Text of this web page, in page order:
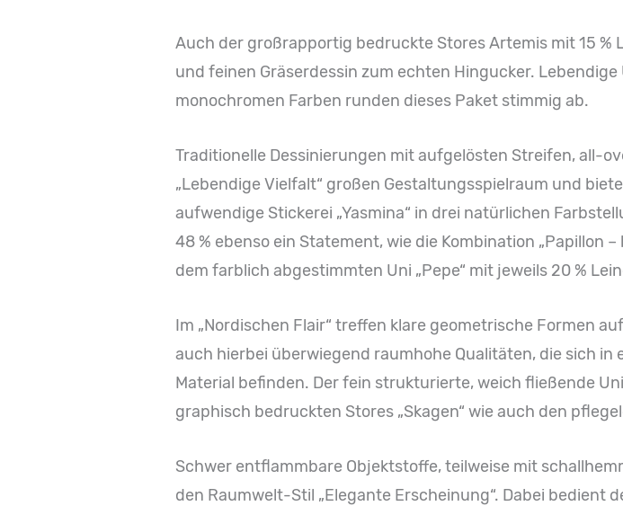
Auch der großrapportig bedruckte Stores Artemis mit 15
und feinen Gräserdessin zum echten Hingucker.
monochromen Farben runden dieses Paket stimmig ab.
Traditionelle Dessinierungen mit aufgelösten Streifen, all-
„Lebendige Vielfalt“ großen Gestaltungsspielraum und
aufwendige Stickerei „Yasmina“ in drei natürlichen
48 % ebenso ein Statement, wie die Kombination
dem farblich abgestimmten Uni „Pepe“ mit jeweils 20 %
Im „Nordischen Flair“ treffen klare geometrische Formen
auch hierbei überwiegend raumhohe Qualitäten, die sich in
Material befinden. Der fein strukturierte, weich fließende
graphisch bedruckten Stores „Skagen“ wie auch den
Schwer entflammbare Objektstoffe, teilweise mit
den Raumwelt-Stil „Elegante Erscheinung“. Dabei